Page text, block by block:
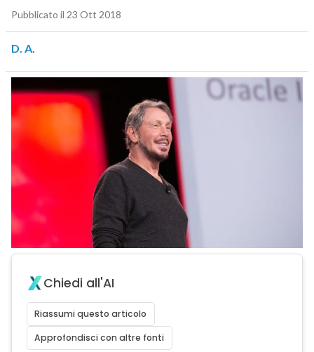
Pubblicato il 23 Ott 2018
D. A.
Chiedi all'AI
Riassumi questo articolo
Approfondisci con altre fonti